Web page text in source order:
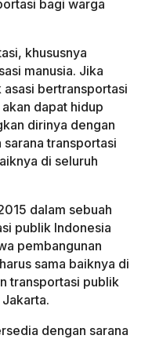
bagi warga
khususnya
manusia. Jika
bertransportasi
dapat hidup
dirinya dengan
transportasi
di seluruh
dalam sebuah
publik Indonesia
pembangunan
sama baiknya di
transportasi publik
dengan sarana